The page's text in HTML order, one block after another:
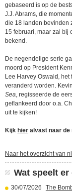
gebaseerd is op de
J.J. Abrams, die
die 18 landen bevinden
15 februari, maar zal bij
bekend.
De negendelige serie
moord op President
Lee Harvey Oswald,
veranderd worden.
Sea, regisseerde de
geflankeerd door o.a.
uit te kijken!
Kijk hier alvast naar de
Naar het overzicht van
Wat speelt er
30/07/2026 The